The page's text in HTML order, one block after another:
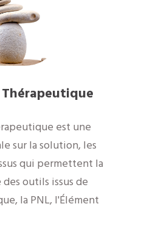
est une
sur la solution, les
qui permettent la
outils issus de
la PNL, l'Élément